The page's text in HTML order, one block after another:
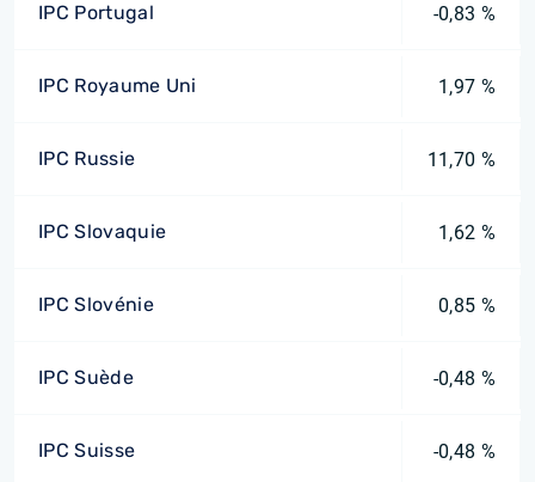
IPC Portugal -0,83 %
IPC Royaume Uni 1,97 %
IPC Russie 11,70 %
IPC Slovaquie 1,62 %
IPC Slovénie 0,85 %
IPC Suède -0,48 %
IPC Suisse -0,48 %